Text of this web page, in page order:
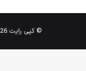
© کپی رایت 2026, کلیه حقوق محفوظ است |